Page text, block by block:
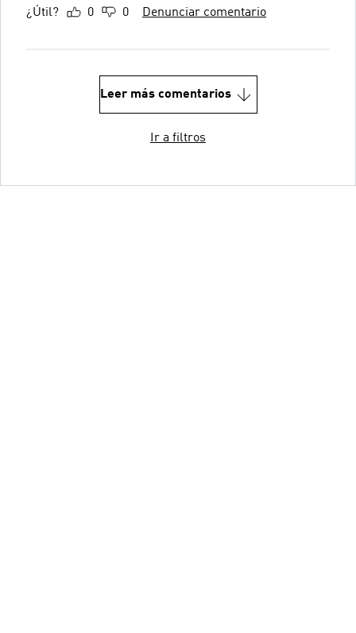
¿Útil? 0 0 Denunciar comentario
Leer más comentarios
Ir a filtros